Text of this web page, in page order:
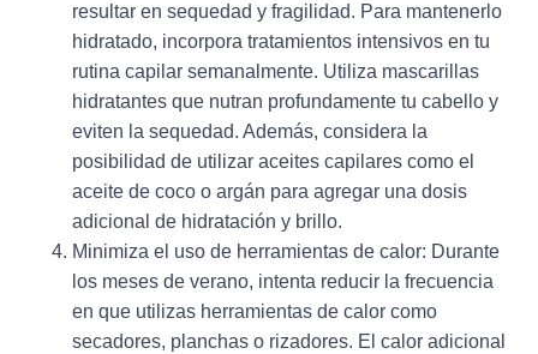
resultar en sequedad y fragilidad. Para mantenerlo
hidratado, incorpora tratamientos intensivos en tu
rutina capilar semanalmente. Utiliza mascarillas
hidratantes que nutran profundamente tu cabello y
eviten la sequedad. Además, considera la
posibilidad de utilizar aceites capilares como el
aceite de coco o argán para agregar una dosis
adicional de hidratación y brillo.
Minimiza el uso de herramientas de calor: Durante
los meses de verano, intenta reducir la frecuencia
en que utilizas herramientas de calor como
secadores, planchas o rizadores. El calor adicional